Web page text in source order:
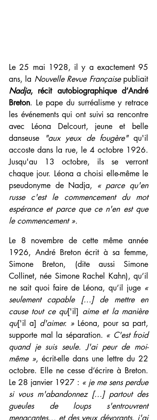
Le 25 mai 1928, il y a exactement 95
ans, la Nouvelle Revue Française
Nadja, récit autobiographique d’André
Breton. Le pape du surréalisme y retrace
les événements qui ont suivi sa rencontre
avec Léona Delcourt, jeune et belle
danseuse
"aux yeux de fougère" qu'il
accoste dans la rue, le 4 octobre 1926.
Jusqu'au 13 octobre, ils se verront
chaque jour. Léona a choisi elle-même le
pseudonyme de Nadja, « parce qu'en
russe c'est le commencement du mot
espérance et parce que ce n'en est que
le commencement ».
Le 8 novembre de cette même année
1926, André Breton écrit à sa femme,
Simone Breton, (dite aussi Simone
Collinet, née Simone Rachel Kahn), qu’il
ne sait quoi faire de Léona, qu’il juge «
seulement capable […] de mettre en
cause tout ce qu['il] aime et la manière
qu['il a] d'aimer. » Léona, pour sa part,
supporte mal la séparation. « C'est froid
quand je suis seule. J'ai peur de moi-
même », écrit-elle dans une lettre du 22
octobre. Elle ne cesse d’écrire à Breton.
Le 28 janvier 1927 : « je me sens perdue
si vous m'abandonnez […] partout des
gueules de loups s'entrouvrent
menaçantes… et des yeux dévorants, j'ai